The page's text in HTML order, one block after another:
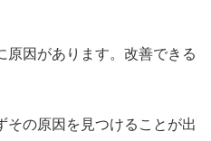
原因があります。改善できる
その原因を見つけることが出